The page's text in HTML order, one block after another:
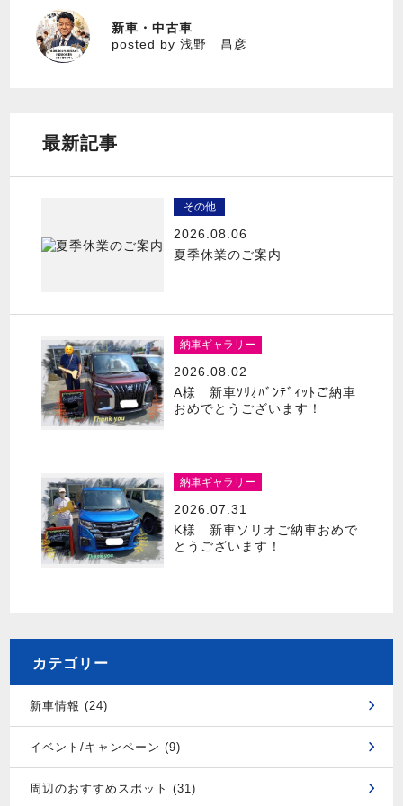
浅野 昌彦
新車・中古車
posted by 浅野 昌彦
最新記事
その他
2026.08.06
夏季休業のご案内
納車ギャラリー
2026.08.02
A様 新車ｿﾘｵﾊﾞﾝﾃﾞｨｯﾄご納車
おめでとうございます！
納車ギャラリー
2026.07.31
K様 新車ソリオご納車おめで
とうございます！
カテゴリー
新車情報 (24)
イベント/キャンペーン (9)
周辺のおすすめスポット (31)